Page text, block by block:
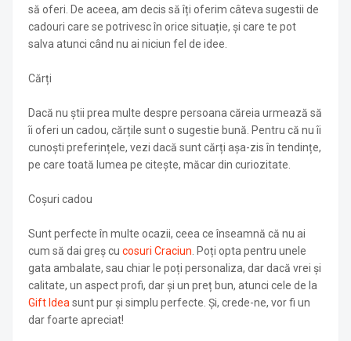
să oferi. De aceea, am decis să îți oferim câteva sugestii de
cadouri care se potrivesc în orice situație, și care te pot
salva atunci când nu ai niciun fel de idee.
Cărți
Dacă nu știi prea multe despre persoana căreia urmează să
îi oferi un cadou, cărțile sunt o sugestie bună. Pentru că nu îi
cunoști preferințele, vezi dacă sunt cărți așa-zis în tendințe,
pe care toată lumea pe citește, măcar din curiozitate.
Coșuri cadou
Sunt perfecte în multe ocazii, ceea ce înseamnă că nu ai
cum să dai greș cu cosuri Craciun. Poți opta pentru unele
gata ambalate, sau chiar le poți personaliza, dar dacă vrei și
calitate, un aspect profi, dar și un preț bun, atunci cele de la
Gift Ideasunt pur și simplu perfecte. Și, crede-ne, vor fi un
dar foarte apreciat!